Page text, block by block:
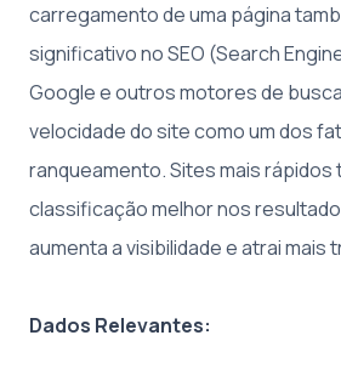
carregamento de uma página
significativo no SEO (Search
Google e outros motores de
velocidade do site como um dos
ranqueamento. Sites mais rápidos
classificação melhor nos
aumenta a visibilidade e atrai mais
Dados Relevantes: